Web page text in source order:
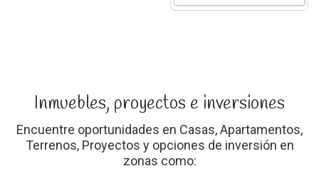
Inmuebles, proyectos e inversiones
Encuentre oportunidades en Casas, Apartamentos,
Terrenos, Proyectos y opciones de inversión en
zonas como: